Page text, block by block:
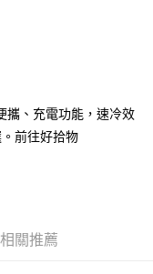
銀行
商業銀行
攜、充電功能，速冷效
前往好拾物
相關推薦